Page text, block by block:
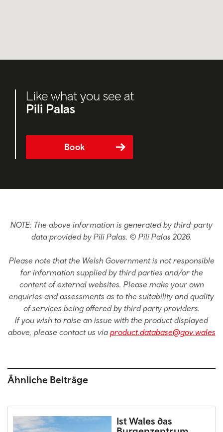
Like what you see at
Pili Palas
Book
NOTE: The above information is generated by third-party
data provided by Pili Palas. © Pili Palas 2026.
Please note that the Welsh Government is not responsible
for information supplied by third parties and/or the
content of external websites. Please make your own
enquiries and assessments as to the suitability and quality
of services being offered by third party providers.
If you wish to raise an issue with the product displayed
above, please contact us via product.database@gov.wales
Ähnliche Beiträge
Ist Wales das